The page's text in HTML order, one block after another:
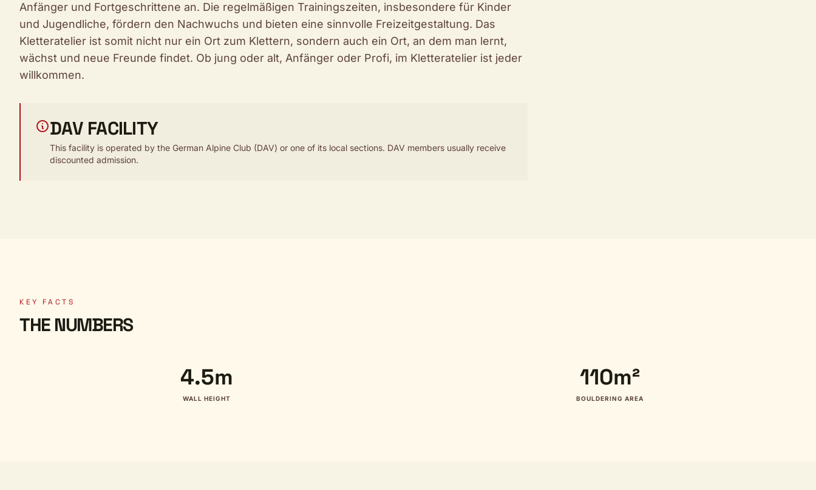
Anfänger und Fortgeschrittene an. Die regelmäßigen Trainingszeiten, insbesondere für Kinder
und Jugendliche, fördern den Nachwuchs und bieten eine sinnvolle Freizeitgestaltung. Das
Kletteratelier ist somit nicht nur ein Ort zum Klettern, sondern auch ein Ort, an dem man lernt,
wächst und neue Freunde findet. Ob jung oder alt, Anfänger oder Profi, im Kletteratelier ist jeder
willkommen.
DAV FACILITY
This facility is operated by the German Alpine Club (DAV) or one of its local sections. DAV members usually receive
discounted admission.
KEY FACTS
THE NUMBERS
4.5m
WALL HEIGHT
110m²
BOULDERING AREA